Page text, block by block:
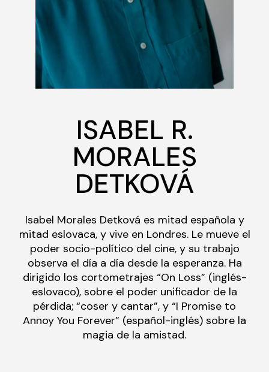
ISABEL R.
MORALES
DETKOVÁ
Isabel Morales Detková es mitad española y
mitad eslovaca, y vive en Londres. Le mueve el
poder socio-político del cine, y su trabajo
observa el día a día desde la esperanza. Ha
dirigido los cortometrajes “On Loss” (inglés-
eslovaco), sobre el poder unificador de la
pérdida; “coser y cantar”, y “I Promise to
Annoy You Forever” (español-inglés) sobre la
magia de la amistad.